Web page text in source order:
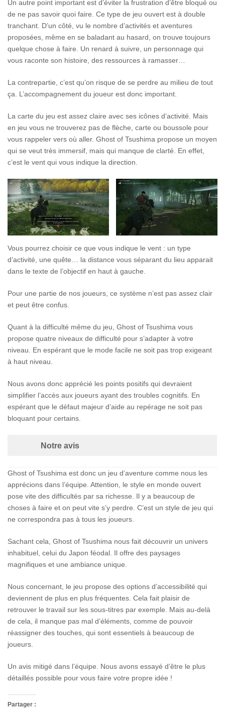
Un autre point important est d’éviter la frustration d’être bloqué ou
de ne pas savoir quoi faire. Ce type de jeu ouvert est à double
tranchant. D’un côté, vu le nombre d’activités et aventures
proposées, même en se baladant au hasard, on trouve toujours
quelque chose à faire. Un renard à suivre, un personnage qui
vous raconte son histoire, des ressources à ramasser…
La contrepartie, c’est qu’on risque de se perdre au milieu de tout
ça. L’accompagnement du joueur est donc important.
La carte du jeu est assez claire avec ses icônes d’activité. Mais
en jeu vous ne trouverez pas de flèche, carte ou boussole pour
vous rappeler vers où aller. Ghost of Tsushima propose un moyen
qui se veut très immersif, mais qui manque de clarté. En effet,
c’est le vent qui vous indique la direction.
Vous pourrez choisir ce que vous indique le vent : un type
d’activité, une quête… la distance vous séparant du lieu apparait
dans le texte de l’objectif en haut à gauche.
Pour une partie de nos joueurs, ce système n’est pas assez clair
et peut être confus.
Quant à la difficulté même du jeu, Ghost of Tsushima vous
propose quatre niveaux de difficulté pour s’adapter à votre
niveau. En espérant que le mode facile ne soit pas trop exigeant
à haut niveau.
Nous avons donc apprécié les points positifs qui devraient
simplifier l’accès aux joueurs ayant des troubles cognitifs. En
espérant que le défaut majeur d’aide au repérage ne soit pas
bloquant pour certains.
Notre avis
Ghost of Tsushima est donc un jeu d’aventure comme nous les
apprécions dans l’équipe. Attention, le style en monde ouvert
pose vite des difficultés par sa richesse. Il y a beaucoup de
choses à faire et on peut vite s’y perdre. C’est un style de jeu qui
ne correspondra pas à tous les joueurs.
Sachant cela, Ghost of Tsushima nous fait découvrir un univers
inhabituel, celui du Japon féodal. Il offre des paysages
magnifiques et une ambiance unique.
Nous concernant, le jeu propose des options d’accessibilité qui
deviennent de plus en plus fréquentes. Cela fait plaisir de
retrouver le travail sur les sous-titres par exemple. Mais au-delà
de cela, il manque pas mal d’éléments, comme de pouvoir
réassigner des touches, qui sont essentiels à beaucoup de
joueurs.
Un avis mitigé dans l’équipe. Nous avons essayé d’être le plus
détaillés possible pour vous faire votre propre idée !
Partager :